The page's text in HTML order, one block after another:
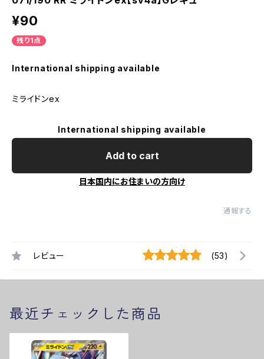
¥90
残り1点
International shipping available
ミライドンex
International shipping available
Add to cart
日本国内にお住まいの方向け
通報する
レビュー (53)
最近チェックした商品